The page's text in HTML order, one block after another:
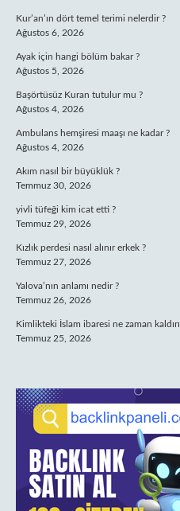
Kur’an’ın dört temel terimi nelerdir ?
Ağustos 6, 2026
Ayak için hangi bölüm bakar ?
Ağustos 5, 2026
Başörtüsüz Kuran tutulur mu ?
Ağustos 4, 2026
Ambulans hemşiresi maaşı ne kadar ?
Ağustos 4, 2026
Akım nasıl bir büyüklük ?
Temmuz 30, 2026
yivli tüfeği kim icat etti ?
Temmuz 29, 2026
Kızlık perdesi nasıl alınır erkek ?
Temmuz 27, 2026
Yalova’nın anlamı nedir ?
Temmuz 26, 2026
Kimlikteki İslam ibaresi ne zaman
Temmuz 25, 2026